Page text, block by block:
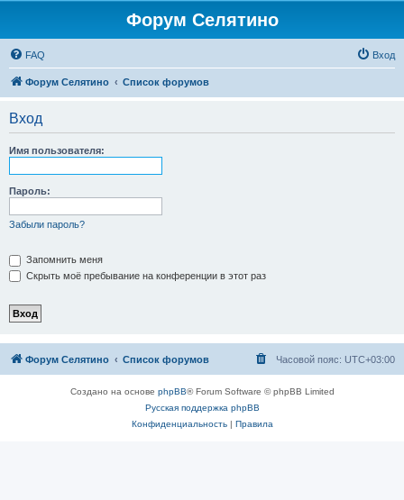
Форум Селятино
FAQ Вход
Форум Селятино Список форумов
Вход
Имя пользователя:
Пароль:
Забыли пароль?
Запомнить меня
Скрыть моё пребывание на конференции в этот раз
Форум Селятино Список форумов Часовой пояс: UTC+03:00
Создано на основе phpBB® Forum Software © phpBB Limited
Русская поддержка phpBB
Конфиденциальность| Правила